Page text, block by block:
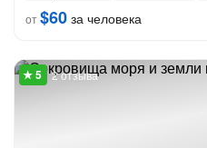
от$60 за человека
2 отзыва